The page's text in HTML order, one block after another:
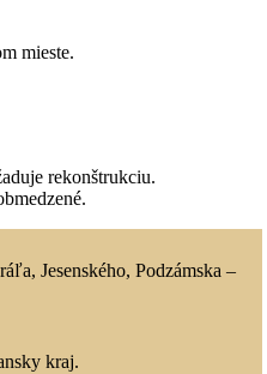
mieste.
rekonštrukciu.
Jesenského, Podzámska –
kraj.